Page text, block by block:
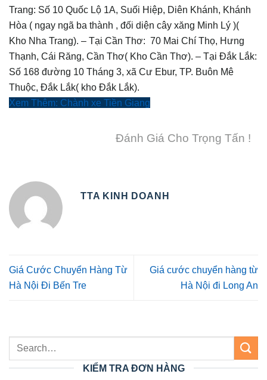
Trang: Số 10 Quốc Lộ 1A, Suối Hiệp, Diên Khánh, Khánh
Hòa ( ngay ngã ba thành , đối diện cây xăng Minh Lý )(
Kho Nha Trang). – Tại Cần Thơ: 70 Mai Chí Thọ, Hưng
Thạnh, Cái Răng, Cần Thơ( Kho Cần Thơ). – Tại Đắk Lắk:
Số 168 đường 10 Tháng 3, xã Cư Ebur, TP. Buôn Mê
Thuộc, Đắk Lắk( kho Đắk Lắk).
Xem Thêm: Chành xe Tiền Giang
Đánh Giá Cho Trọng Tấn !
TTA KINH DOANH
Giá Cước Chuyển Hàng Từ
Hà Nội Đi Bến Tre
Giá cước chuyển hàng từ
Hà Nội đi Long An
KIỂM TRA ĐƠN HÀNG